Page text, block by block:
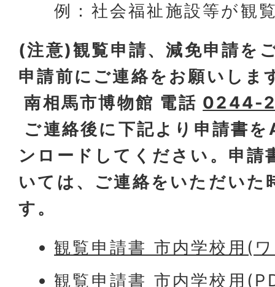
例：社会福祉施設等が観
(注意)観覧申請、減免申請を
申請前にご連絡をお願いしま
南相馬市博物館 電話 0244-
ご連絡後に下記より申請書
ンロードしてください。申請
いては、ご連絡をいただいた
す。
観覧申請書 市内学校用(
観覧申請書 市内学校用